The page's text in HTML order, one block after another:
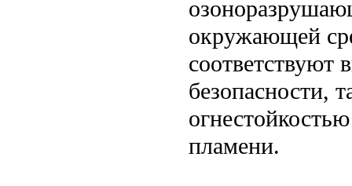
окружающей
соответствуют
безопасности,
пламени.